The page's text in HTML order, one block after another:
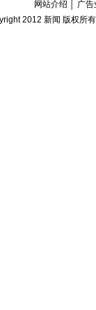
网站介绍
广告
2012 新闻 版权所